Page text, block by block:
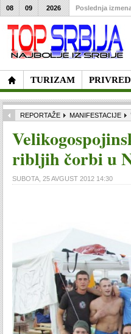
TURIZAM
08 09 2026 Poslednja
REPORTAŽE MANIFESTACIJE
ribljih čorbi u
SUBOTA, 25 AVGUST 2012 14:30